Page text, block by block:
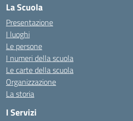
La Scuola
Presentazione
I luoghi
Le persone
I numeri della scuola
Le carte della scuola
Organizzazione
La storia
I Servizi